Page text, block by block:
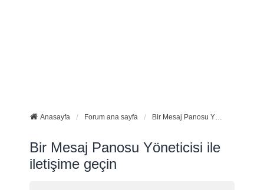
Anasayfa Forum ana sayfa Bir Mesaj Panosu Yöneticisi ile iletişime geçin
Bir Mesaj Panosu Yöneticisi ile
iletişime geçin